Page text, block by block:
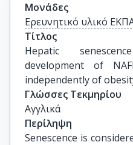
Μονάδες
Ερευνητικό υλικό
Τίτλος
Hepatic
development of
independently of
Γλώσσες Τεκμηρίου
Αγγλικά
Περίληψη
Senescence is